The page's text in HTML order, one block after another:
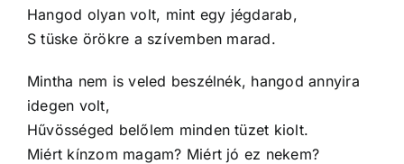
Hangod olyan volt, mint egy jégdarab,
S tüske örökre a szívemben marad.
Mintha nem is veled beszélnék, hangod annyira
idegen volt,
Hűvösséged belőlem minden tüzet kiolt.
Miért kínzom magam? Miért jó ez nekem?